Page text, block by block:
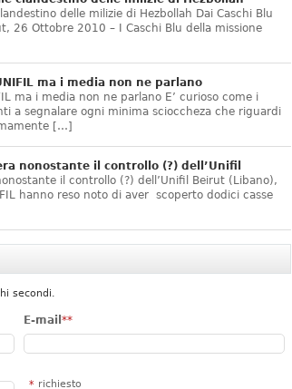
delle milizie di Hezbollah Dai Caschi Blu
26 Ottobre 2010 – I Caschi Blu della missione
ma i media non ne parlano
ma i media non ne parlano E’ curioso come i
a segnalare ogni minima scioccheza che riguardi
[…]
nonostante il controllo (?) dell’Unifil
il controllo (?) dell’Unifil Beirut (Libano),
hanno reso noto di aver scoperto dodici casse
secondi.
E-mail **
* richiesto